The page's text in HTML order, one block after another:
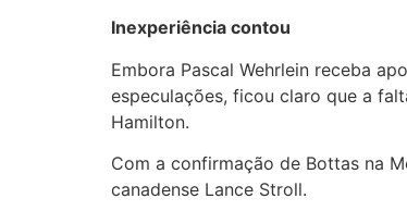
Inexperiência contou
Embora Pascal Wehrlein receba
especulações, ficou claro que a
Hamilton.
Com a confirmação de Bottas na
canadense Lance Stroll.